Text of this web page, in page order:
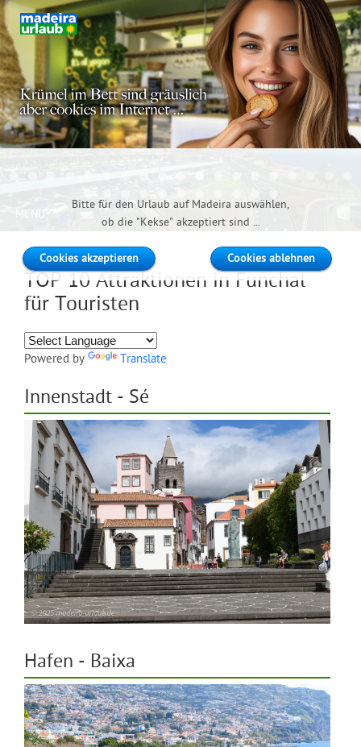
Madeira Urlaub Funchal
TOP 10 Attraktionen in Funchal
für Touristen
Powered by Translate
Innenstadt - Sé
Hafen - Baixa
Bitte für den Urlaub auf Madeira auswählen,
ob die "Kekse" akzeptiert sind ...
Cookies akzeptieren Cookies ablehnen